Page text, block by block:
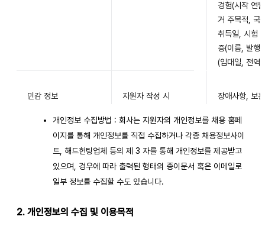
경험(시작 연
거 주목적, 국
취득일, 시험
증(이름, 발행
(입대일, 전역
민감 정보 지원자 작성 시 장애사항, 보
개인정보 수집방법 : 회사는 지원자의 개인정보를 채용 홈페
이지를 통해 개인정보를 직접 수집하거나 각종 채용정보사이
트, 해드헌팅업체 등의 제 3 자를 통해 개인정보를 제공받고
있으며, 경우에 따라 출력된 형태의 종이문서 혹은 이메일로
일부 정보를 수집할 수도 있습니다.
2. 개인정보의 수집 및 이용목적